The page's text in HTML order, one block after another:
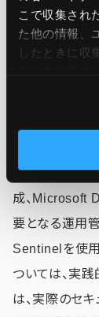
こで収集され
た他の情報、
したときに収
セキュリティ
リティ態勢の
Azure Policy
成、Microsoft
要となる運用
Sentinelを使用
ついては、実
は、実際のセ